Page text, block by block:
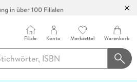
in über 100 Filialen
Filiale Konto Merkzettel Warenkorb